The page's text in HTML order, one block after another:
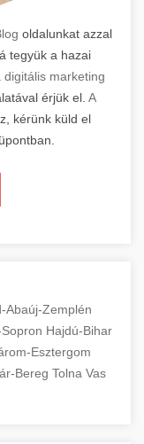
oldalunkat azzal
tegyük a hazai
digitális marketing
érjük el. A
kérünk küld el
Abaúj-Zemplén
Hajdú-Bihar
Esztergom
Bereg Tolna Vas